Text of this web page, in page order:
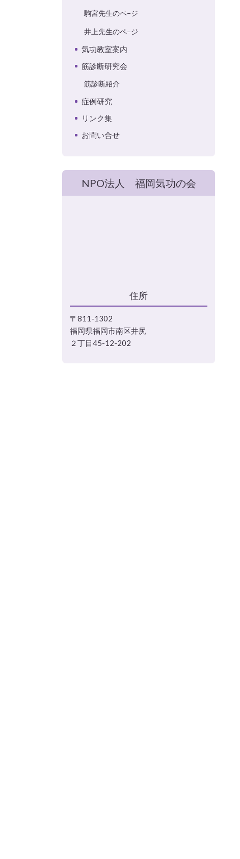
駒宮先生のペ−ジ
井上先生のペ−ジ
気功教室案内
筋診断研究会
筋診断紹介
症例研究
リンク集
お問い合せ
NPO法人 福岡気功の会
住所
〒811-1302
福岡県福岡市南区井尻
２丁目45-12-202